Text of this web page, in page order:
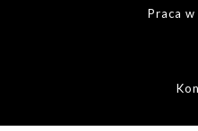
Praca